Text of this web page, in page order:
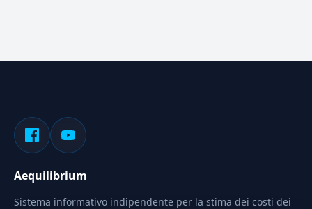
Aequilibrium
Sistema informativo indipendente per la stima dei costi dei